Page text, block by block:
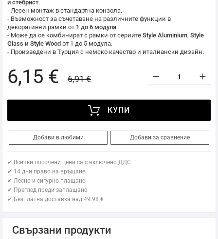
и стебрист.
- Лесен монтаж в стандартна конзола.
- Възможност за съчетаване на различните функции в
декоративни рамки от 1 до 6 модула.
- Може да се комбинират с рамки от сериите Style Aluminium, Style
Glass и Style Wood от 1 до 5 модула.
- Произведени в Турция с немско качество и италиански дизайн.
6,15 € 6,91 €
КУПИ
Добави в любими Добави за сравнение
✔ Всички посочени цени са с включено ДДС.
✔ 14 дни право на връщане
✔ Лесно и сигурно плащане
✔ Преглед преди заплащане
✔ Безплатна доставка над 49.98 €
Свързани продукти